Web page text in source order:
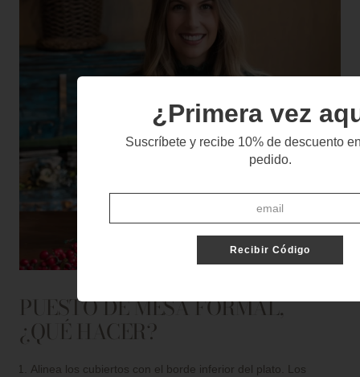
PUESTO DE MESA FORMAL,
¿QUÉ HACER?
Alinea los cubiertos con el borde inferior del plato. Los
¿Primera vez
Suscríbete y recibe 10% de descuento
pedido.
Recibir Código